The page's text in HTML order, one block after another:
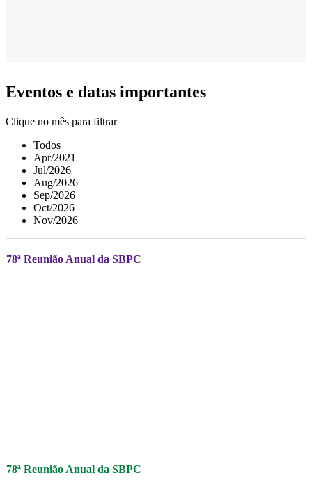
Eventos e datas importantes
Clique no mês para filtrar
Todos
Apr/2021
Jul/2026
Aug/2026
Sep/2026
Oct/2026
Nov/2026
78ª Reunião Anual da SBPC
78ª Reunião Anual da SBPC